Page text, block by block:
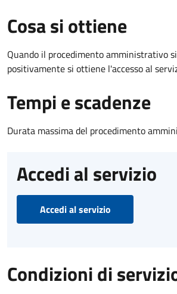
Cosa si ottiene
Quando il procedimento amministrativo
positivamente si ottiene l'accesso al
Tempi e scadenze
Durata massima del procedimento
Accedi al servizio
Accedi al servizio
Condizioni di